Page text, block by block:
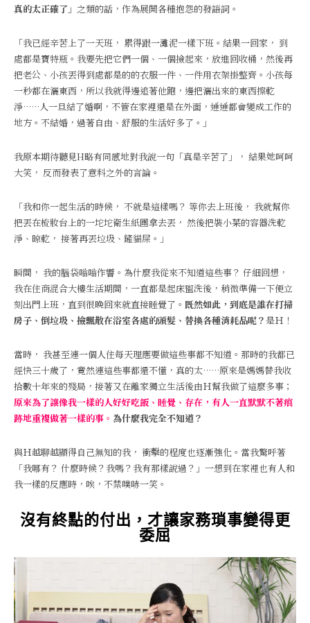
真的太正確了」 之類的話，作為展開各種抱怨的發語詞。
「我已經辛苦上了一天班， 累得跟一灘泥一樣下班。結果一回家， 到
處都是寶特瓶。我要先把它們一個、一個撿起來，放進回收桶，然後再
把老公、小孩丟得到處都是的的衣服一件、一件用衣架掛整齊。小孩每
一秒都在灑東西，所以我就得邊追著他跑，邊把灑出來的東西擦乾
淨……人一旦結了婚啊，不管在家裡還是在外面，通通都會變成工作的
地方。不結婚，過著自由、舒服的生活好多了。」
我原本期待聽見H略有同感地對我說一句「真是辛苦了」， 結果她呵呵
大笑， 反而發表了意料之外的言論。
「我和你一起生活的時候， 不就是這樣嗎？ 等你去上班後， 我就幫你
把丟在梳妝台上的一坨坨衛生紙團拿去丟， 然後把裝小菜的容器洗乾
淨、晾乾， 接著再丟垃圾、鏟貓屎。」
瞬間， 我的腦袋嗡嗡作響。為什麼我從來不知道這些事？ 仔細回想，
我在住商混合大樓生活期間，一直都是起床盥洗後，稍微準備一下便立
刻出門上班，直到很晚回來就直接睡覺了。 既然如此，到底是誰在打掃
房子、倒垃圾、撿飄散在浴室各處的頭髮、替換各種消耗品呢？是Ｈ！
當時， 我甚至連一個人住每天理應要做這些事都不知道。那時的我都已
經快三十歲了，竟然連這些事都還不懂，真的太……原來是媽媽替我收
拾數十年來的殘局，接著又在離家獨立生活後由Ｈ幫我做了這麼多事；
原來為了讓像我一樣的人好好吃飯、睡覺、存在，有人一直默默不著痕
跡地重複做著一樣的事。 為什麼我完全不知道？
與Ｈ越聊越顯得自己無知的我， 衝擊的程度也逐漸強化。當我驚呼著
「我哪有？ 什麼時候？我嗎？我有那樣說過？」一想到在家裡也有人和
我一樣的反應時，唉，不禁噗哧一笑。
沒有終點的付出，才讓家務瑣事變得更
委屈